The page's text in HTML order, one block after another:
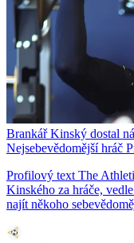
Brankář Kinský dostal
Nejsebevědomější hráč
Profilový text The
Kinského za hráče,
najít někoho